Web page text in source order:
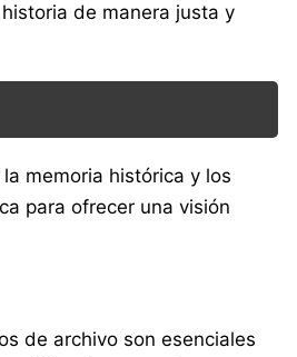
de manera justa y
memoria histórica y los
para ofrecer una visión
de archivo son esenciales